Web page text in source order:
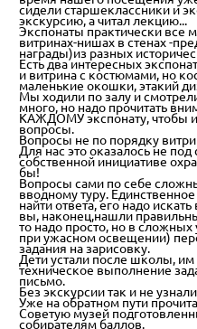
сидели старшеклассники и
экскурсию, а читал лекцию...
Экспонаты практически все
витринах-нишах в стенах -
награды)из разных
Есть два интересных
и витрина с костюмами, но
маленькие окошки, этакий
Мы ходили по залу и
много, но надо прочитать
КАЖДОМУ экспонату, чтобы
вопросы.
Вопросы не по порядку
Для нас это оказалось не
собственной инициативе
бы!
Вопросы сами по себе
вводному туру.
найти ответа, его надо
вы, наконец,нашли
то надо просто, но в сложных
при ужасном освещении)
задания на зарисовку.
Дети устали после школы,
техническое выполнение
письмо.
Без экскурсии так и не
Уже на обратном пути
Советую музей
собирателям баллов.